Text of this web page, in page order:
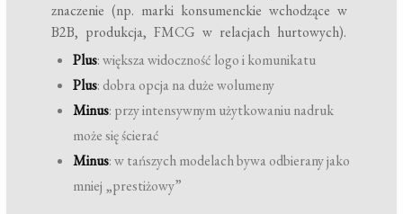
znaczenie (np. marki konsumenckie wchodzące w
B2B, produkcja, FMCG w relacjach hurtowych).
Plus: większa widoczność logo i komunikatu
Plus: dobra opcja na duże wolumeny
Minus: przy intensywnym użytkowaniu nadruk
może się ścierać
Minus: w tańszych modelach bywa odbierany jako
mniej „prestiżowy”